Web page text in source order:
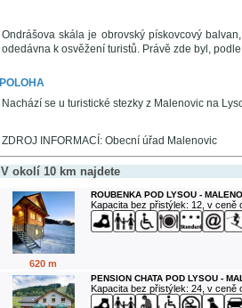
Ondrášova skála je obrovský pískovcový
odedávna k osvěžení turistů. Právě zde byl,
POLOHA
Nachází se u turistické stezky z Malenovic na
ZDROJ INFORMACÍ: Obecní úřad Malenovic
V okolí 10 km najdete
620 m
ROUBENKA POD LYSOU -
Kapacita bez přistýlek: 12, v ceně
PENSION CHATA POD LYSOU -
Kapacita bez přistýlek: 24, v ceně